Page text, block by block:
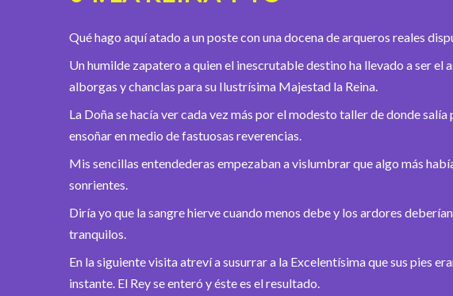
Qué hago aquí atado a un poste con una docena de arqueros reales
Un humilde zapatero a quien el inescrutable destino ha llevado a ser el
alborgas y chanclas para su Ilustrísima Majestad la Reina.
La Doña se hacía ver cada vez más por el modesto taller de donde
ensoñar en medio de fastuosas reverencias.
Mis sencillas entendederas empezaban a vislumbrar que algo más
sonrientes.
Diría yo que la sangre hierve cuando menos debe y los ardores
tranquilos.
En la siguiente visita atreví a susurrar a la Excelentísima que sus pies
instante. El Rey se enteró y éste es el resultado.